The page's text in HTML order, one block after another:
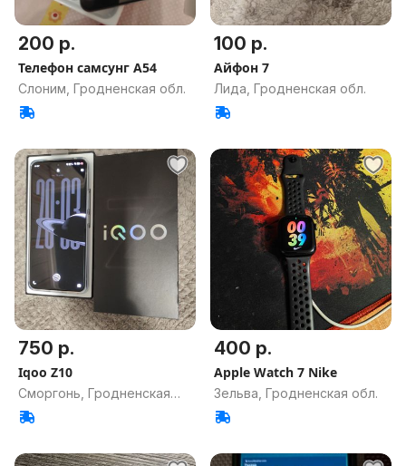
200 р.
Телефон самсунг А54
Слоним, Гродненская обл.
100 р.
Айфон 7
Лида, Гродненская обл.
750 р.
Iqoo Z10
Сморгонь, Гродненская
обл.
400 р.
Apple Watch 7 Nike
Зельва, Гродненская обл.